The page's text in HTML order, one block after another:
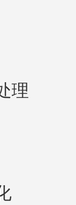
理